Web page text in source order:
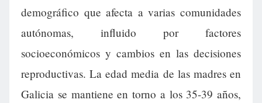
demográfico que afecta a varias comunidades
autónomas, influido por factores
socioeconómicos y cambios en las decisiones
reproductivas. La edad media de las madres en
Galicia se mantiene en torno a los 35-39 años,